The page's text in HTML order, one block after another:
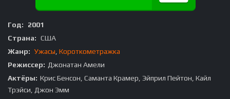
Год:
2001
Страна: США
Жанр: Ужасы Короткометражка
Режиссер: Джонатан Амели
Актёры: Крис Бенсон, Саманта Крамер, Эйприл Пейтон, Кайл
Трэйси, Джон Эмм